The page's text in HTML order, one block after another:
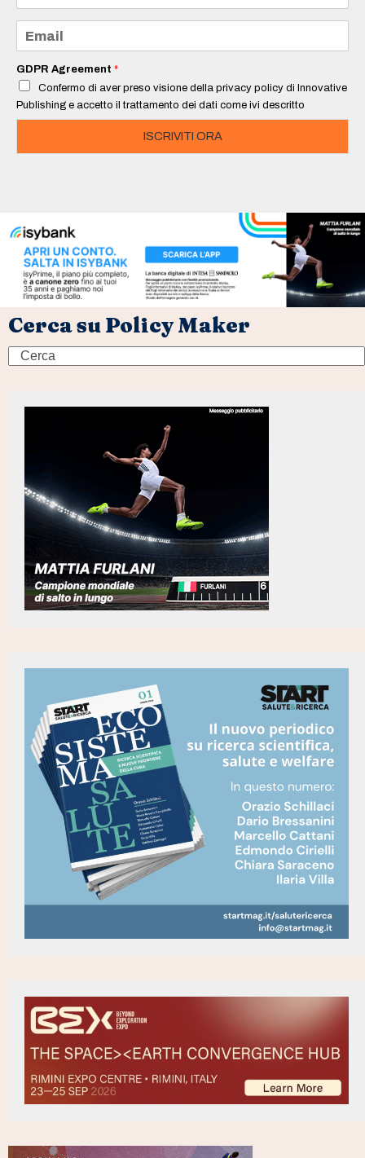
m
e
a
i
*
GDPR Agreement *
Confermo di aver preso visione della privacy policy di Innovative
Publishing e accetto il trattamento dei dati come ivi descritto
ISCRIVITI ORA
Cerca su Policy Maker
Search